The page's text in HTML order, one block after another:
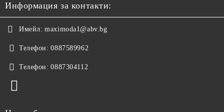
Информация за контакти:
Имейл: maximoda1@abv.bg
Телефон: 0887589962
Телефон: 0887304112